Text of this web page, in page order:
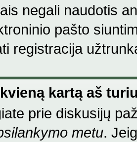
negali naudotis
pašto
registracija
kartą aš
prie diskusijų
metu.